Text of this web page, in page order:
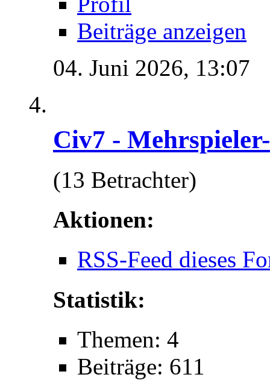
Beiträge anzeigen
04. Juni 2026, 13:07
Civ7 -
(13 Betrachter)
Aktionen:
RSS-Feed dieses
Statistik:
Themen: 4
Beiträge: 611